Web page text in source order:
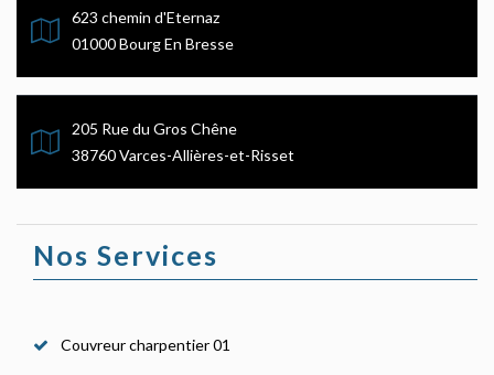
623 chemin d'Eternaz
01000 Bourg En Bresse
205 Rue du Gros Chêne
38760 Varces-Allières-et-Risset
Nos Services
Couvreur charpentier 01